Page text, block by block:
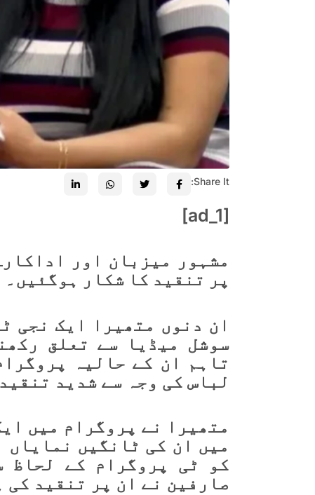
Share It:
[ad_1]
مشہور میزبان اور
پر تنقید کا شکار ہوگئیں۔
ان دنوں متھیرا ایک نجی
سوشل میڈیا سے تعلق
تاہم ان کے حالیہ
لباس کی وجہ سے شدید
متھیرا نے پروگرام میں
میں ان کی ٹانگیں
کو ٹی پروگرام کے لحاظ
صارفین نے ان پر تنقید کی